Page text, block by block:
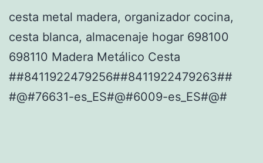
cesta metal madera, organizador cocina,
cesta blanca, almacenaje hogar 698100
698110 Madera Metálico Cesta
##8411922479256##8411922479263##
#@#76631-es_ES#@#6009-es_ES#@#